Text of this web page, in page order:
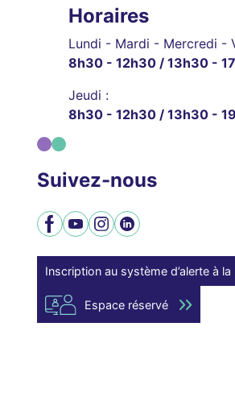
Horaires
Lundi - Mardi - Mercredi -
8h30 - 12h30 / 13h30 -
Jeudi :
8h30 - 12h30 / 13h30 -
Suivez-nous
Facebook
YouTubeInstagram
LinkedIn
Inscription au système d’alerte à
Espace réservé